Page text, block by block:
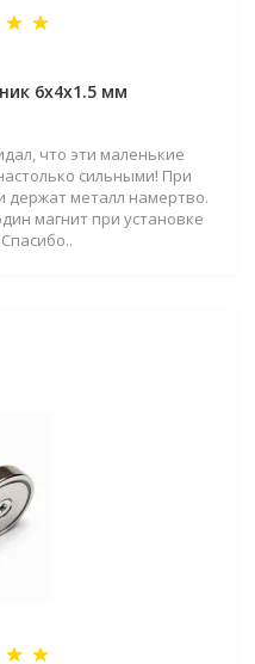
6х4х1.5 мм
что эти маленькие
сильными! При
держат металл намертво.
магнит при установке